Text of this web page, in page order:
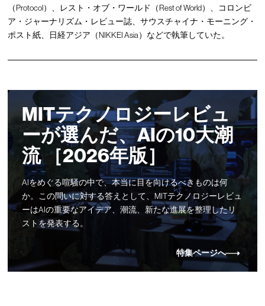
（Protocol）、レスト・オブ・ワールド（Rest of World）、コロンビ
ア・ジャーナリズム・レビュー誌、サウスチャイナ・モーニング・
ポスト紙、日経アジア（NIKKEI Asia）などで執筆していた。
MITテクノロジーレビュ
ーが選んだ、AIの10大潮
流 ［2026年版］
AIをめぐる喧騒の中で、本当に目を向けるべきものは何
か。この問いに対する答えとして、MITテクノロジーレビュ
ーはAIの重要なアイデア、潮流、新たな進展を整理したリ
ストを発表する。
特集ページへ